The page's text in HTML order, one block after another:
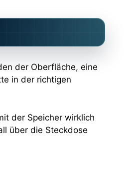
der Oberfläche, eine
in der richtigen
der Speicher wirklich
über die Steckdose